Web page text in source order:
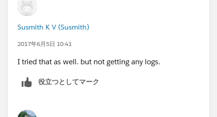
Susmith K V (Susmith)
2017年6月5日 10:41
I tried that as well. but not getting any logs.
役立つとしてマーク